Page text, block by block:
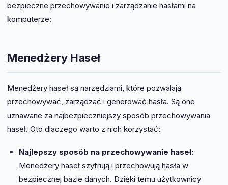
bezpieczne przechowywanie i zarządzanie hasłami na
komputerze:
Menedżery Haseł
Menedżery haseł są narzędziami, które pozwalają
przechowywać, zarządzać i generować hasła. Są one
uznawane za najbezpieczniejszy sposób przechowywania
haseł. Oto dlaczego warto z nich korzystać:
Najlepszy sposób na przechowywanie haseł:
Menedżery haseł szyfrują i przechowują hasła w
bezpiecznej bazie danych. Dzięki temu użytkownicy